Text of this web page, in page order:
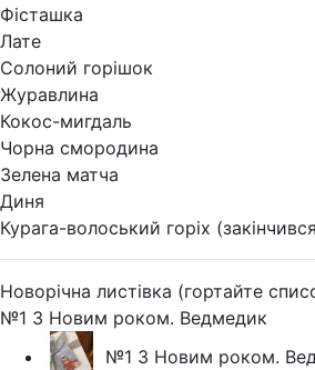
Фісташка
Лате
Солоний горішок
Журавлина
Кокос-мигдаль
Чорна смородина
Зелена матча
Диня
Курага-волоський горіх
Новорічна листівка (гортайте
№1 З Новим роком. Ведмедик
№1 З Новим роком.